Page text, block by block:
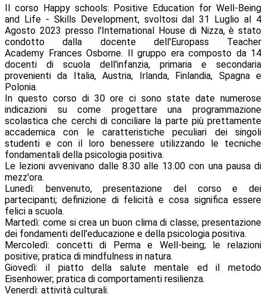
Il corso Happy schools: Positive Education for Well-Being
and Life - Skills Development, svoltosi dal 31 Luglio al 4
Agosto 2023 presso l'International House di Nizza, è stato
condotto dalla docente dell'Europass Teacher
Academy Frances Osborne. Il gruppo era composto da 14
docenti di scuola dell'infanzia, primaria e secondaria
provenienti da Italia, Austria, Irlanda, Finlandia, Spagna e
Polonia.
In questo corso di 30 ore ci sono state date numerose
indicazioni su come progettare una programmazione
scolastica che cerchi di conciliare la parte più prettamente
accademica con le caratteristiche peculiari dei singoli
studenti e con il loro benessere utilizzando le tecniche
fondamentali della psicologia positiva.
Le lezioni avvenivano dalle 8.30 alle 13.00 con una pausa di
mezz'ora.
Lunedì: benvenuto, presentazione del corso e dei
partecipanti; definizione di felicità e cosa significa essere
felici a scuola.
Martedì: come si crea un buon clima di classe; presentazione
dei fondamenti dell'educazione e della psicologia positiva.
Mercoledì: concetti di Perma e Well-being; le relazioni
positive; pratica di mindfulness in natura.
Giovedì: il piatto della salute mentale ed il metodo
Eisenhower; pratica di comportamenti resilienza.
Venerdì: attività culturali.